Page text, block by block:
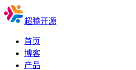
超腾开源
首页
博客
产品